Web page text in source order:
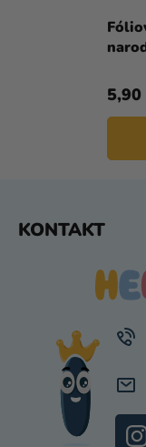
5,90
KONTAKT